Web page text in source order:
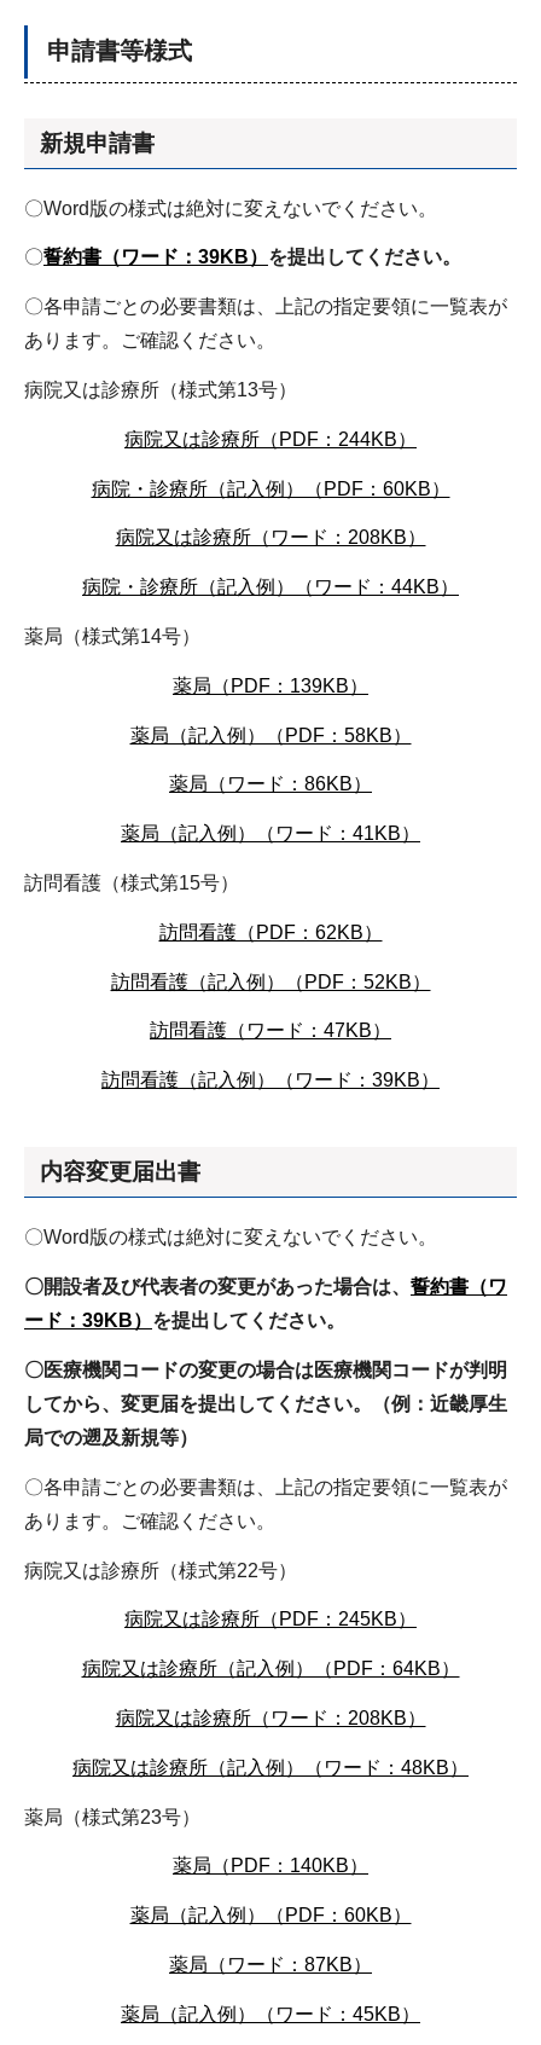
申請書等様式
新規申請書
〇Word版の様式は絶対に変えないでください。
〇誓約書（ワード：39KB） を提出してください。
〇各申請ごとの必要書類は、上記の指定要領に一覧表が
あります。ご確認ください。
病院又は診療所（様式第13号）
病院又は診療所（PDF：244KB）
病院・診療所（記入例）（PDF：60KB）
病院又は診療所（ワード：208KB）
病院・診療所（記入例）（ワード：44KB）
薬局（様式第14号）
薬局（PDF：139KB）
薬局（記入例）（PDF：58KB）
薬局（ワード：86KB）
薬局（記入例）（ワード：41KB）
訪問看護（様式第15号）
訪問看護（PDF：62KB）
訪問看護（記入例）（PDF：52KB）
訪問看護（ワード：47KB）
訪問看護（記入例）（ワード：39KB）
内容変更届出書
〇Word版の様式は絶対に変えないでください。
〇開設者及び代表者の変更があった場合は、 誓約書（ワ
ード：39KB） を提出してください。
〇医療機関コードの変更の場合は医療機関コードが判明
してから、変更届を提出してください。（例：近畿厚生
局での遡及新規等）
〇各申請ごとの必要書類は、上記の指定要領に一覧表が
あります。ご確認ください。
病院又は診療所（様式第22号）
病院又は診療所（PDF：245KB）
病院又は診療所（記入例）（PDF：64KB）
病院又は診療所（ワード：208KB）
病院又は診療所（記入例）（ワード：48KB）
薬局（様式第23号）
薬局（PDF：140KB）
薬局（記入例）（PDF：60KB）
薬局（ワード：87KB）
薬局（記入例）（ワード：45KB）